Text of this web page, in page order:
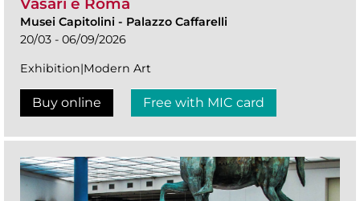
Musei Capitolini - Palazzo Caffarelli
20/03 - 06/09/2026
Exhibition|Modern Art
Buy online Free with MIC card